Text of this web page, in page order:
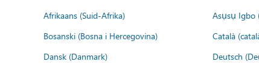
Afrikaans (Suid-Afrika) Asụsụ Igbo
Bosanski (Bosna i Hercegovina)
Català
Dansk (Danmark)
Deutsch